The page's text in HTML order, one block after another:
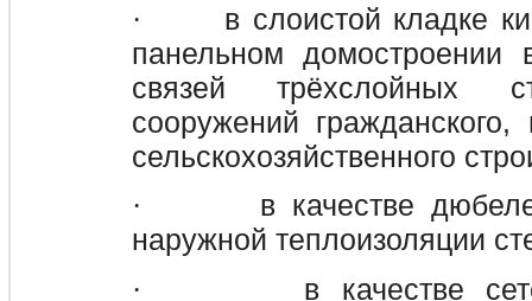
·
в слоистой кладке
панельном домостроении
связей трёхслойных
сооружений
сельскохозяйственного
·
в качестве
наружной теплоизоляции
·
в качестве